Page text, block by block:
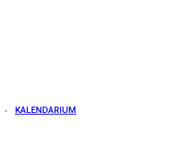
KALENDARIUM